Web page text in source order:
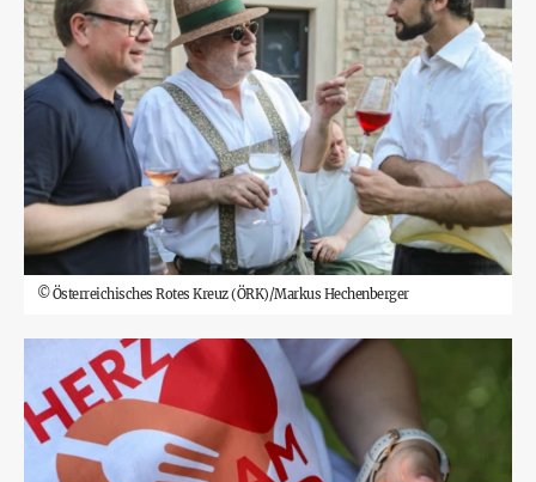
©Österreichisches Rotes Kreuz (ÖRK)/Markus Hechenberger